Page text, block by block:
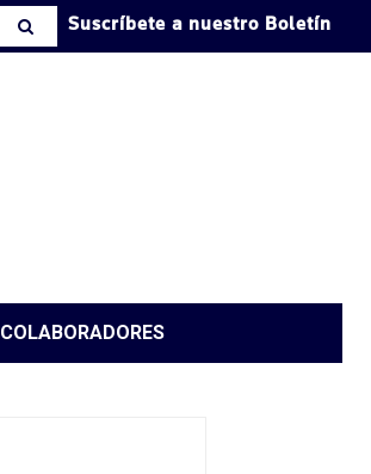
Suscríbete a nuestro Boletín
COLABORADORES